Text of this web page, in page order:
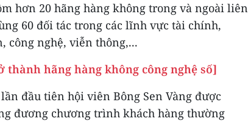
hơn 20 hãng hàng không trong và ngoài liên
60 đối tác trong các lĩnh vực tài chính,
công nghệ, viễn thông,...
hãng hàng không công nghệ số]
đầu tiên hội viên Bông Sen Vàng được
đương chương trình khách hàng thường